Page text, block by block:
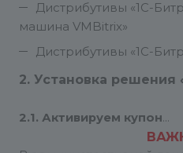
Дистрибутивы «1C-
машина VMBitrix»
Дистрибутивы «1С-
2. Установка решения
2.1. Активируем купон